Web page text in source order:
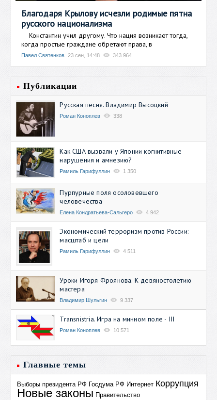
Благодаря Крылову исчезли родимые пятна
русского национализма
Константин учил другому. Что нация возникает тогда,
когда простые граждане обретают права, в
Павел Святенков 23 сен, 14:48 343 964
Публикации
Русская песня. Владимир Высоцкий
Роман Коноплев 338
Как США вызвали у Японии когнитивные
нарушения и амнезию?
Рамиль Гарифуллин 1 350
Пурпурные поля осоловевшего
человечества
Елена Кондратьева-Сальгеро 4 942
Экономический терроризм против России:
масштаб и цели
Рамиль Гарифуллин 4 511
Уроки Игоря Фроянова. К девяностолетию
мастера
Владимир Шульгин 9 337
Transnistria. Игра на минном поле - III
Роман Коноплев 10 571
Главные темы
Выборы президента РФ Госдума РФ Интернет Коррупция
Новые законы Правительство